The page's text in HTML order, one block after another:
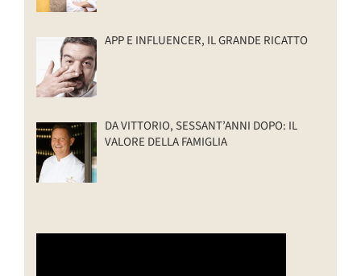
APP E INFLUENCER, IL GRANDE RICATTO
DA VITTORIO, SESSANT’ANNI DOPO: IL
VALORE DELLA FAMIGLIA